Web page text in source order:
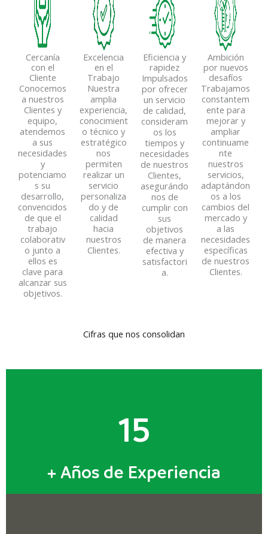
Cercanía
con el
Cliente
Conocemos
a nuestros
Clientes y
equipo,
atendemos
a sus
necesidades
y
potenciamo
s su
desarrollo,
convencidos
de que el
trabajo
colaborativ
o junto a
ellos es
clave para
alcanzar sus
objetivos.
Excelencia
en el
Trabajo
Nuestra
amplia
experiencia,
conocimient
o técnico y
estratégico
nos
permiten
realizar un
servicio
personaliza
do y de
calidad
hacia
nuestros
Clientes.
Eficiencia y
rapidez
Impulsados
por ofrecer
un servicio
de calidad,
consideram
os los
tiempos y
necesidades
de nuestros
Clientes,
asegurándo
nos de
cumplir con
sus
objetivos
de manera
efectiva y
satisfactori
a.
Ambición
por nuevos
desafíos
Trabajamos
constantem
ente para
mejorar y
ampliar
continuame
nte
nuestros
servicios,
adaptándon
os a los
cambios del
mercado y
a las
necesidades
específicas
de nuestros
Clientes.
Cifras que nos consolidan
15
+ Años de Experiencia